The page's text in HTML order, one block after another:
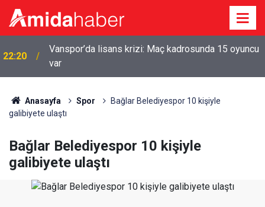
22:20
Vanspor’da lisans krizi: Maç kadrosunda 15 oyuncu
var
Anasayfa Spor
Bağlar Belediyespor 10 kişiyle
galibiyete ulaştı
Bağlar Belediyespor 10 kişiyle
galibiyete ulaştı